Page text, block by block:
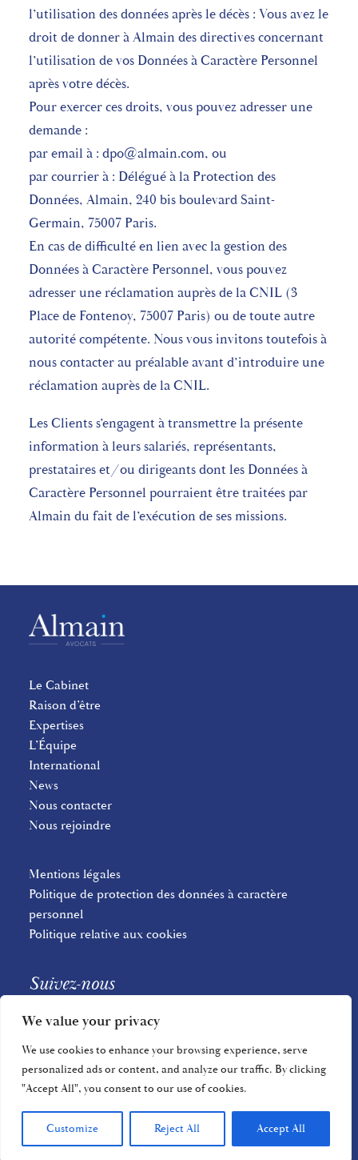
We value your privacy
We use cookies to enhance your browsing experience, serve
personalized ads or content, and analyze our traffic. By clicking
"Accept All", you consent to our use of cookies.
Customize Reject All Accept All
l’utilisation des données après le décès : Vous avez le
droit de donner à Almain des directives concernant
l’utilisation de vos Données à Caractère Personnel
après votre décès.
Pour exercer ces droits, vous pouvez adresser une
demande :
par email à : dpo@almain.com, ou
par courrier à : Délégué à la Protection des
Données, Almain, 240 bis boulevard Saint-
Germain, 75007 Paris.
En cas de difficulté en lien avec la gestion des
Données à Caractère Personnel, vous pouvez
adresser une réclamation auprès de la CNIL (3
Place de Fontenoy, 75007 Paris) ou de toute autre
autorité compétente. Nous vous invitons toutefois à
nous contacter au préalable avant d’introduire une
réclamation auprès de la CNIL.
Les Clients s’engagent à transmettre la présente
information à leurs salariés, représentants,
prestataires et/ou dirigeants dont les Données à
Caractère Personnel pourraient être traitées par
Almain du fait de l’exécution de ses missions.
Le Cabinet
Raison d’être
Expertises
L’Équipe
International
News
Nous contacter
Nous rejoindre
Mentions légales
Politique de protection des données à caractère
personnel
Politique relative aux cookies
Suivez-nous
© 2023 – 2026 Almain Avocats – Tous droits réservés